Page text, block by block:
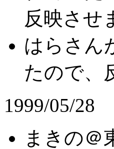
反映させ
はらさん
たので、
1999/05/28
まきの＠